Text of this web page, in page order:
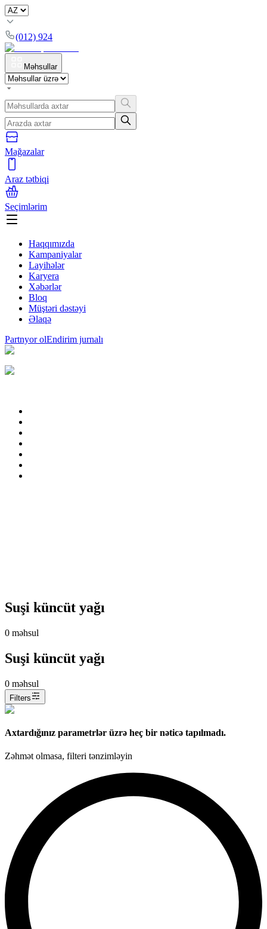
(012) 924
Məhsullar
Mağazalar
Araz tətbiqi
Seçimlərim
Haqqımızda
Kampaniyalar
Layihələr
Karyera
Xəbərlər
Bloq
Müştəri dəstəyi
Əlaqə
Partnyor olEndirim jurnalı
Suşi küncüt yağı
0 məhsul
Suşi küncüt yağı
0 məhsul
Filters
Axtardığınız parametrlər üzrə heç bir nəticə tapılmadı.
Zəhmət olmasa, filteri tənzimləyin